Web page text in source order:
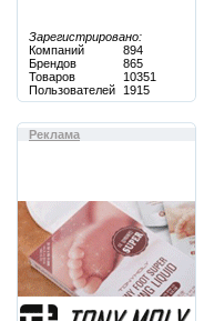
Зарегистрировано:
Компаний
894
Брендов
865
Товаров
10351
Пользователей
1915
Реклама